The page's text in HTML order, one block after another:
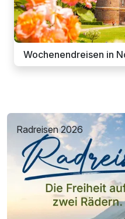
Wochenendreisen in
Radreisen 2026